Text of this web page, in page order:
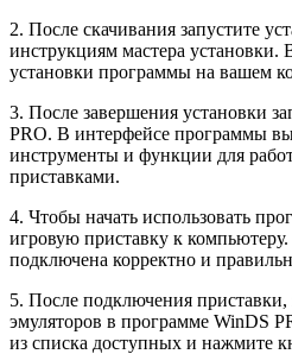
2. После скачивания запустите
инструкциям мастера установки.
установки программы на вашем
3. После завершения установки
PRO. В интерфейсе программы
инструменты и функции для
приставками.
4. Чтобы начать использовать
игровую приставку к компьютеру.
подключена корректно и
5. После подключения приставки,
эмуляторов в программе WinDS
из списка доступных и нажмите